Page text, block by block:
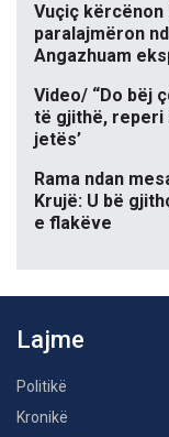
Vuçiç
paralajmëron
Angazhuam
Video/ “Do bëj
të gjithë, reperi
jetës’
Rama ndan
Krujë: U bë
e flakëve
Lajme
Politikë
Kronikë